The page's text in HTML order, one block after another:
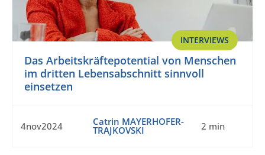
INTERVIEWS
Das Arbeitskräftepotential von Menschen
im dritten Lebensabschnitt sinnvoll
einsetzen
4nov2024 Catrin MAYERHOFER-
TRAJKOVSKI 2 min